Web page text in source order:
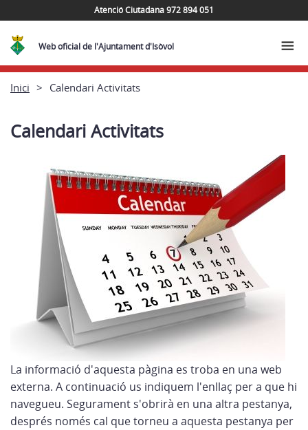
Atenció Ciutadana 972 894 051
Web oficial de l'Ajuntament d'Isòvol
Inici Calendari Activitats
Calendari Activitats
La informació d'aquesta pàgina es troba en una web
externa. A continuació us indiquem l'enllaç per a que hi
navegueu. Segurament s'obrirà en una altra pestanya,
després només cal que torneu a aquesta pestanya per